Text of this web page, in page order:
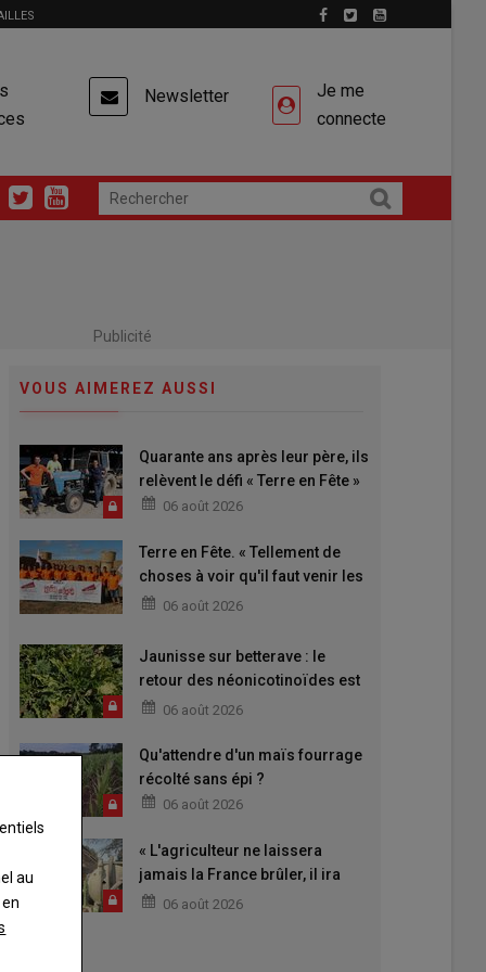
Newsletter
Je me
connecte
Publicité
VOUS AIMEREZ AUSSI
Quarante ans après leur père, ils
relèvent le défi « Terre en Fête »
06 août 2026
Terre en Fête. « Tellement de
choses à voir qu'il faut venir les
deux jours »
06 août 2026
Jaunisse sur betterave : le
retour des néonicotinoïdes est
attendu
06 août 2026
Qu'attendre d'un maïs fourrage
récolté sans épi ?
06 août 2026
« L'agriculteur ne laissera
jamais la France brûler, il ira
aider »06 août 2026
au